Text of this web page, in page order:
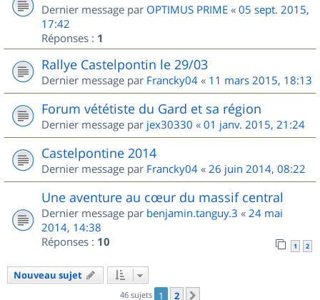
Dernier message par OPTIMUS PRIME « 05 sept. 2015,
17:42
Réponses : 1
Rallye Castelpontin le 29/03
Dernier message par Francky04 « 11 mars 2015, 18:13
Forum vététiste du Gard et sa région
Dernier message par jex30330 « 01 janv. 2015, 21:24
Castelpontine 2014
Dernier message par Francky04 « 26 juin 2014, 08:22
Une aventure au cœur du massif central
Dernier message par benjamin.tanguy.3 « 24 mai
2014, 14:38
Réponses : 10 1 2
Nouveau sujet
46 sujets 1 2